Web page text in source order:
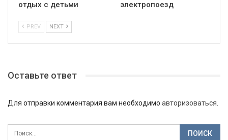
отдых с детьми электропоезд
PREV NEXT
Оставьте ответ
Для отправки комментария вам необходимо авторизоваться